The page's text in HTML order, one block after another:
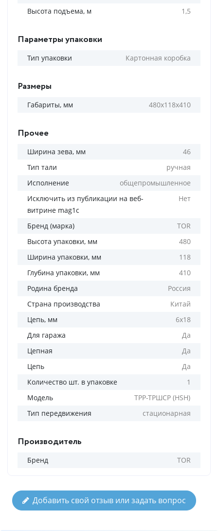
Высота подъема, м 1,5
Параметры упаковки
Тип упаковки Картонная коробка
Размеры
Габариты, мм 480x118x410
Прочее
Ширина зева, мм
46
Тип тали
ручная
Исполнение
общепромышленное
Исключить из публикации на веб-
витрине mag1c
Нет
Бренд (марка)
TOR
Высота упаковки, мм
480
Ширина упаковки, мм
118
Глубина упаковки, мм
410
Родина бренда
Россия
Страна производства
Китай
Цепь, мм
6х18
Для гаража
Да
Цепная
Да
Цепь
Да
Количество шт. в упаковке
1
Модель
ТРР-ТРШСР (HSH)
Тип передвижения
стационарная
Производитель
Бренд TOR
Добавить свой отзыв или задать вопрос